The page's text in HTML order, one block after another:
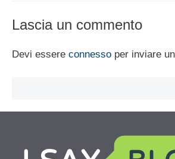
Lascia un commento
Devi essere connesso per inviare